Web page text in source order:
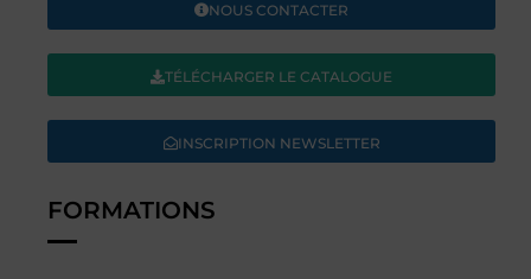
NOUS CONTACTER
TÉLÉCHARGER LE CATALOGUE
INSCRIPTION NEWSLETTER
FORMATIONS